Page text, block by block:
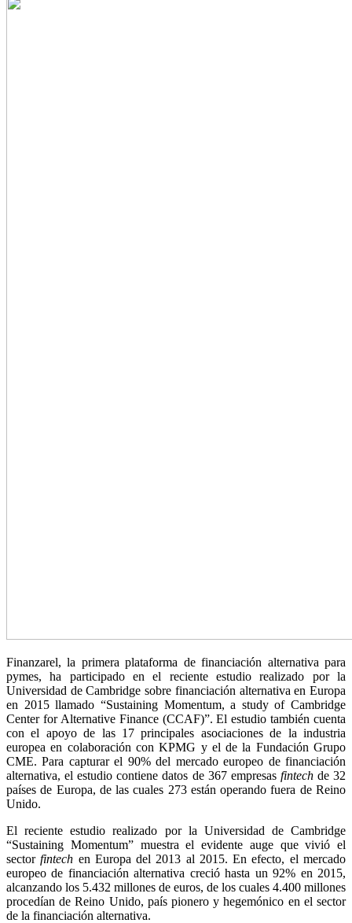
Finanzarel, la primera plataforma de financiación alternativa para
pymes, ha participado en el reciente estudio realizado por la
Universidad de Cambridge sobre financiación alternativa en Europa
en 2015 llamado “Sustaining Momentum, a study of Cambridge
Center for Alternative Finance (CCAF)”. El estudio también cuenta
con el apoyo de las 17 principales asociaciones de la industria
europea en colaboración con KPMG y el de la Fundación Grupo
CME. Para capturar el 90% del mercado europeo de financiación
alternativa, el estudio contiene datos de 367 empresas fintechde 32
países de Europa, de las cuales 273 están operando fuera de Reino
Unido.
El reciente estudio realizado por la Universidad de Cambridge
“Sustaining Momentum” muestra el evidente auge que vivió el
sectorfintech en Europa del 2013 al 2015. En efecto, el mercado
europeo de financiación alternativa creció hasta un 92% en 2015,
alcanzando los 5.432 millones de euros, de los cuales 4.400 millones
procedían de Reino Unido, país pionero y hegemónico en el sector
de la financiación alternativa.